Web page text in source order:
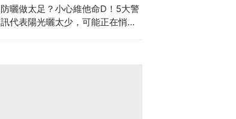
防曬做太足？小心維他命D！5大警
訊代表陽光曬太少，可能正在悄悄